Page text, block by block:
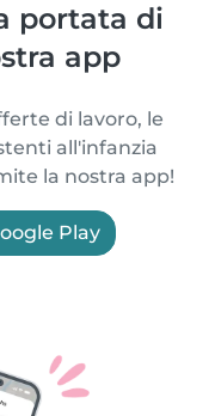
portata di
app
di lavoro, le
all'infanzia
la nostra app!
Play